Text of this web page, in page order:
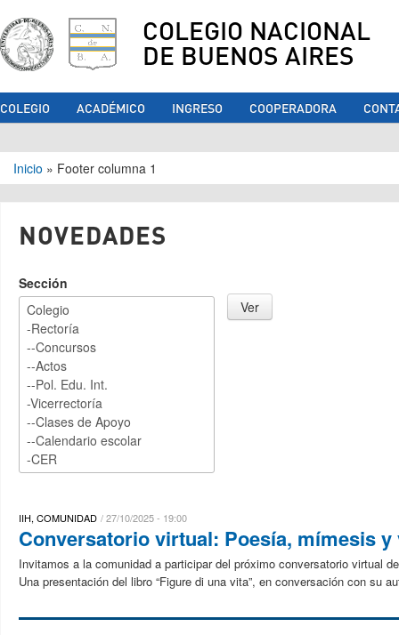
COLEGIO NACIONAL
DE BUENOS AIRES
COLEGIO ACADÉMICO INGRESO COOPERADORA
Se encuentra usted aquí
Inicio » Footer columna 1
NOVEDADES
Sección
IIH, COMUNIDAD 27/10/2025 - 19:00
Conversatorio virtual: Poesía, mímesis y
Invitamos a la comunidad a participar del próximo conversatorio virtual
Una presentación del libro “Figure di una vita”, en conversación con su